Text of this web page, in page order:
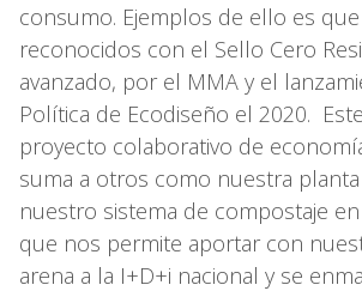
consumo. Ejemplos de ello es
reconocidos con el Sello Cero
avanzado, por el MMA y el
Política de Ecodiseño el 2020.
proyecto colaborativo de
suma a otros como nuestra planta
nuestro sistema de compostaje
que nos permite aportar con
arena a la I+D+i nacional y se